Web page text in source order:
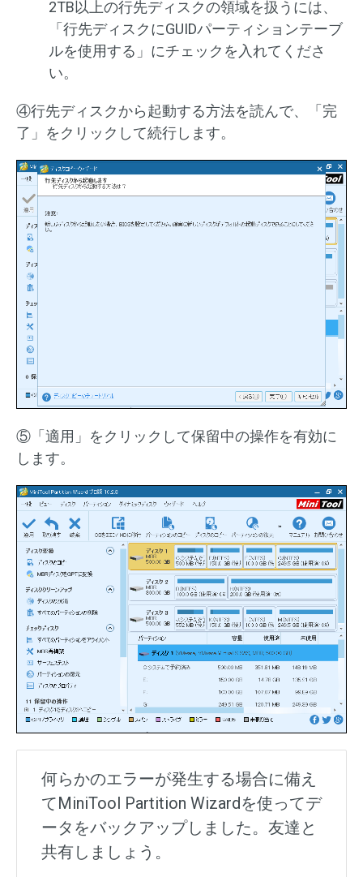
2TB以上の行先ディスクの領域を扱うには、
「行先ディスクにGUIDパーティションテーブ
ルを使用する」にチェックを入れてくださ
い。
④行先ディスクから起動する方法を読んで、「完
了」をクリックして続行します。
⑤「適用」をクリックして保留中の操作を有効に
します。
何らかのエラーが発生する場合に備え
てMiniTool Partition Wizardを使ってデ
ータをバックアップしました。友達と
共有しましょう。